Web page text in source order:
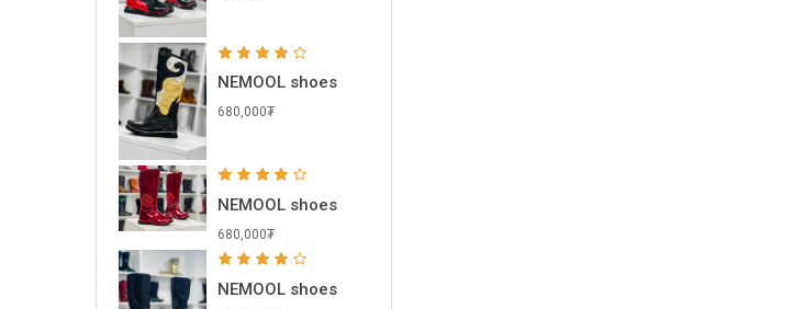
NEMOOL shoes
680,000₮
NEMOOL shoes
680,000₮
NEMOOL shoes